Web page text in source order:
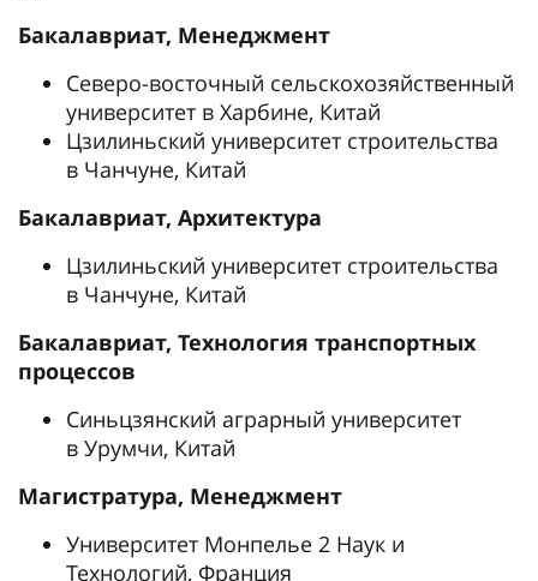
Бакалавриат, Менеджмент
Северо-восточный сельскохозяйственный
университет в Харбине, Китай
Цзилиньский университет строительства
в Чанчуне, Китай
Бакалавриат, Архитектура
Цзилиньский университет строительства
в Чанчуне, Китай
Бакалавриат, Технология транспортных
процессов
Синьцзянский аграрный университет
в Урумчи, Китай
Магистратура, Менеджмент
Университет Монпелье 2 Наук и
Технологий, Франция